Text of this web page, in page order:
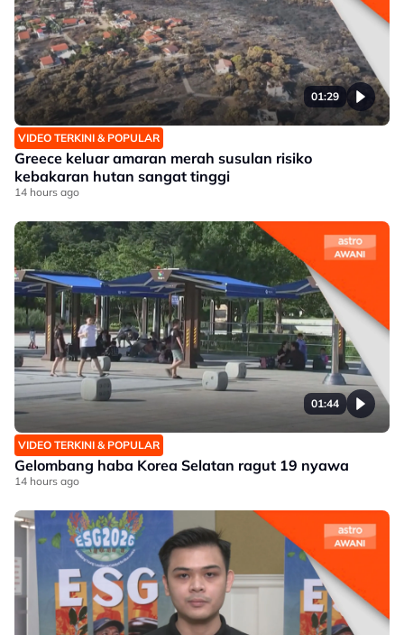
01:29
VIDEO TERKINI & POPULAR
Greece keluar amaran merah susulan risiko
kebakaran hutan sangat tinggi
14 hours ago
01:44
VIDEO TERKINI & POPULAR
Gelombang haba Korea Selatan ragut 19 nyawa
14 hours ago